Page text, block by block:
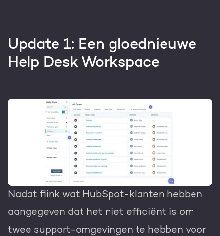
Update 1: Een gloednieuwe
Help Desk Workspace
Nadat flink wat HubSpot-klanten hebben
aangegeven dat het niet efficiënt is om
twee support-omgevingen te hebben voor